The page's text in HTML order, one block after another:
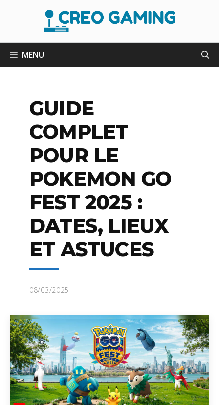
MENU
GUIDE
COMPLET
POUR LE
POKEMON GO
FEST 2025 :
DATES, LIEUX
ET ASTUCES
08/03/2025